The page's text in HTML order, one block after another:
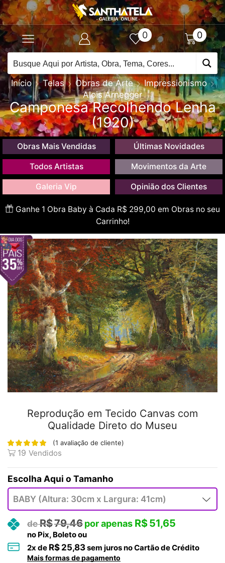
0 0
Início Telas Obras de Arte
Impressionismo
Alois Arnegger
Camponesa Recolhendo Lenha
(1920)
Obras Mais Vendidas Últimas Novidades
Todos Artistas Movimentos da Arte
Galeria Vip Opinião dos Clientes
Ganhe 1 Obra Baby à Cada R$ 299,00 em Obras no seu
Carrinho!
Reprodução em Tecido Canvas com
Qualidade Direto do Museu
(1 avaliação de cliente)
19 Vendidos
Tamanho
R$79,46 R$51,65
no Pix, Boleto ou
2x de R$ 25,83sem juros no Cartão de Crédito
Mais formas de pagamento